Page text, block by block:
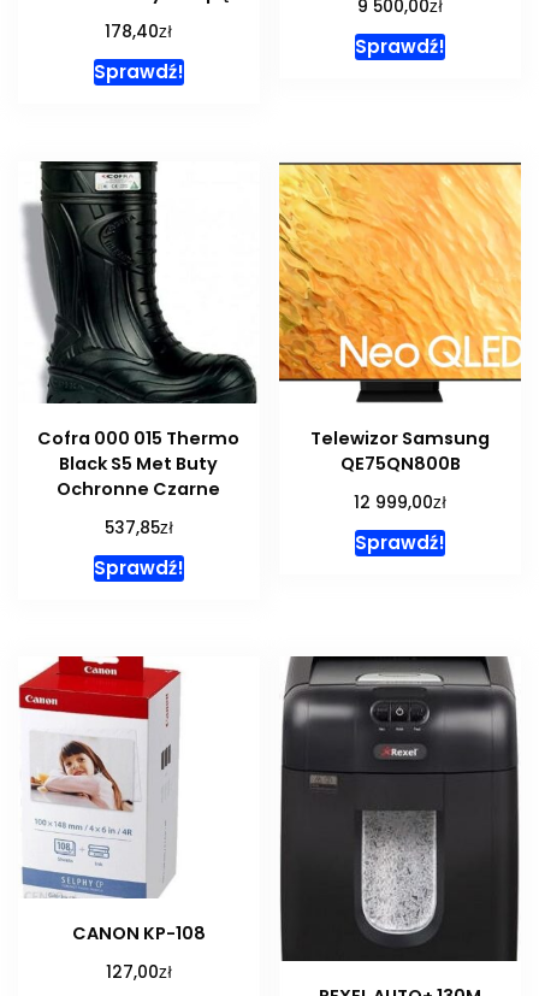
178,40zł
Sprawdź!
9 500,00zł
Sprawdź!
Cofra 000 015 Thermo
Black S5 Met Buty
Ochronne Czarne
537,85zł
Sprawdź!
Telewizor Samsung
QE75QN800B
12 999,00zł
Sprawdź!
CANON KP-108
127,00zł